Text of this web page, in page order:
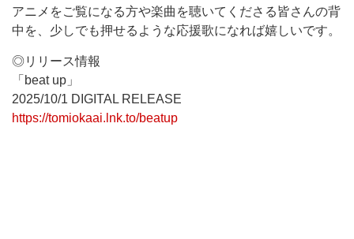
アニメをご覧になる方や楽曲を聴いてくださる皆さんの背
中を、少しでも押せるような応援歌になれば嬉しいです。
◎リリース情報
「beat up」
2025/10/1 DIGITAL RELEASE
https://tomiokaai.lnk.to/beatup